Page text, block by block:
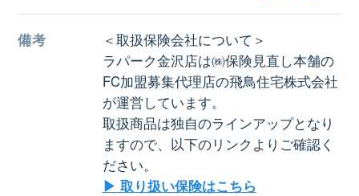
備考
＜取扱保険会社について＞
ラパーク金沢店は㈱保険見直し本舗の
FC加盟募集代理店の飛鳥住宅株式会社
が運営しています。
取扱商品は独自のラインアップとなり
ますので、以下のリンクよりご確認く
ださい。
▶ 取り扱い保険はこちら